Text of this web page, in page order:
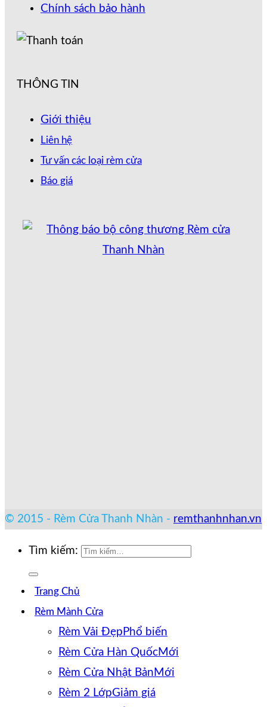
Chính sách bảo hành
THÔNG TIN
Giới thiệu
Liên hệ
Tư vấn các loại rèm cửa
Báo giá
© 2015 - Rèm Cửa Thanh Nhàn - remthanhnhan.vn
Tìm kiếm:
Trang Chủ
Rèm Mành Cửa
Rèm Vải Đẹp
Rèm Cửa Hàn Quốc
Rèm Cửa Nhật Bản
Rèm 2 Lớp